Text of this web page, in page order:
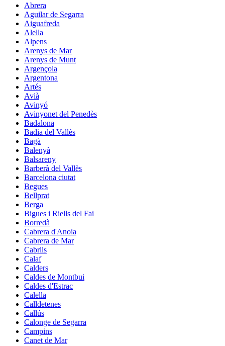
Abrera
Aguilar de Segarra
Aiguafreda
Alella
Alpens
Arenys de Mar
Arenys de Munt
Argençola
Argentona
Artés
Avià
Avinyó
Avinyonet del Penedès
Badalona
Badia del Vallès
Bagà
Balenyà
Balsareny
Barberà del Vallès
Barcelona ciutat
Begues
Bellprat
Berga
Bigues i Riells del Fai
Borredà
Cabrera d'Anoia
Cabrera de Mar
Cabrils
Calaf
Calders
Caldes de Montbui
Caldes d'Estrac
Calella
Calldetenes
Callús
Calonge de Segarra
Campins
Canet de Mar